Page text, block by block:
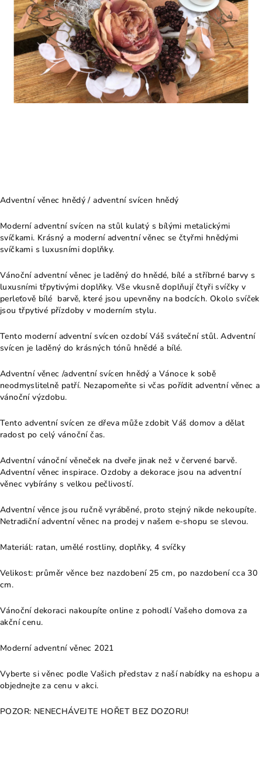
Adventní věnec hnědý / adventní svícen hnědý
Moderní adventní svícen na stůl kulatý s bílými metalickými
svíčkami. Krásný a moderní adventní věnec se čtyřmi hnědými
svíčkami s luxusními doplňky.
Vánoční adventní věnec je laděný do hnědé, bílé a stříbrné barvy s
luxusními třpytivými doplňky. Vše vkusně doplňují čtyři svíčky v
perleťově bílé barvě, které jsou upevněny na bodcích. Okolo svíček
jsou třpytivé přízdoby v moderním stylu.
Tento moderní adventní svícen ozdobí Váš sváteční stůl. Adventní
svícen je laděný do krásných tónů hnědé a bílé.
Adventní věnec /adventní svícen hnědý a Vánoce k sobě
neodmyslitelně patří. Nezapomeňte si včas pořídit adventní věnec a
vánoční výzdobu.
Tento adventní svícen ze dřeva může zdobit Váš domov a dělat
radost po celý vánoční čas.
Adventní vánoční věneček na dveře jinak než v červené barvě.
Adventní věnec inspirace. Ozdoby a dekorace jsou na adventní
věnec vybírány s velkou pečlivostí.
Adventní věnce jsou ručně vyráběné, proto stejný nikde nekoupíte.
Netradiční adventní věnec na prodej v našem e-shopu se slevou.
Materiál: ratan, umělé rostliny, doplňky, 4 svíčky
Velikost: průměr věnce bez nazdobení 25 cm, po nazdobení cca 30
cm.
Vánoční dekoraci nakoupíte online z pohodlí Vašeho domova za
akční cenu.
Moderní adventní věnec 2021
Vyberte si věnec podle Vašich představ z naší nabídky na eshopu a
objednejte za cenu v akci.
POZOR: NENECHÁVEJTE HOŘET BEZ DOZORU!